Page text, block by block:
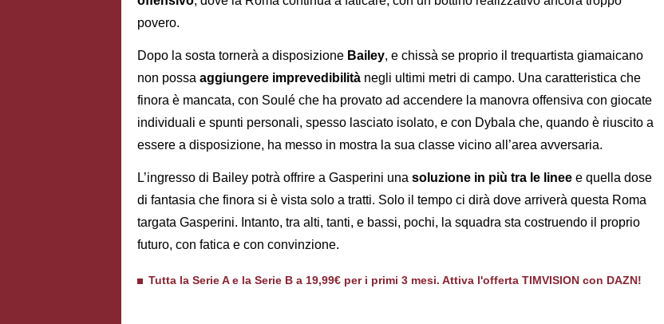
povero.
Dopo la sosta tornerà a disposizione Bailey, e chissà se proprio il trequartista giamaicano
non possa aggiungere imprevedibilità negli ultimi metri di campo. Una caratteristica che
finora è mancata, con Soulé che ha provato ad accendere la manovra offensiva con giocate
individuali e spunti personali, spesso lasciato isolato, e con Dybala che, quando è riuscito a
essere a disposizione, ha messo in mostra la sua classe vicino all’area avversaria.
L’ingresso di Bailey potrà offrire a Gasperini una soluzione in più tra le linee e quella dose
di fantasia che finora si è vista solo a tratti. Solo il tempo ci dirà dove arriverà questa Roma
targata Gasperini. Intanto, tra alti, tanti, e bassi, pochi, la squadra sta costruendo il proprio
futuro, con fatica e con convinzione.
Tutta la Serie A e la Serie B a 19,99€ per i primi 3 mesi. Attiva l'offerta TIMVISION con DAZN!